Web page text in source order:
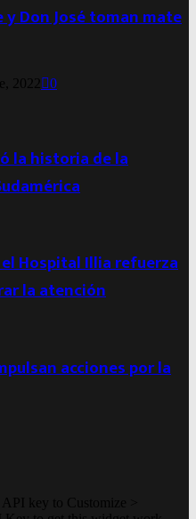
y Don José toman mate
2022 0
la historia de la
Hospital Illia refuerza
la atención
acciones por la
key to Customize >